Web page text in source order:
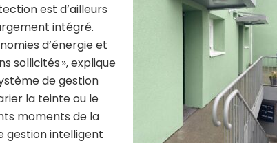
est d’ailleurs
intégré.
d’énergie et
sollicités », explique
de gestion
la teinte ou le
moments de la
gestion intelligent